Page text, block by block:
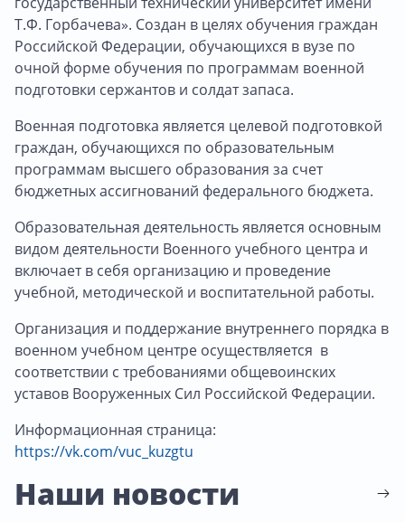
Т.Ф. Горбачева». Создан в целях обучения граждан
Российской Федерации, обучающихся в вузе по
очной форме обучения по программам военной
подготовки сержантов и солдат запаса.
Военная подготовка является целевой подготовкой
граждан, обучающихся по образовательным
программам высшего образования за счет
бюджетных ассигнований федерального бюджета.
Образовательная деятельность является основным
видом деятельности Военного учебного центра и
включает в себя организацию и проведение
учебной, методической и воспитательной работы.
Организация и поддержание внутреннего порядка в
военном учебном центре осуществляется в
соответствии с требованиями общевоинских
уставов Вооруженных Сил Российской Федерации.
Информационная страница:
https://vk.com/vuc_kuzgtu
Наши новости